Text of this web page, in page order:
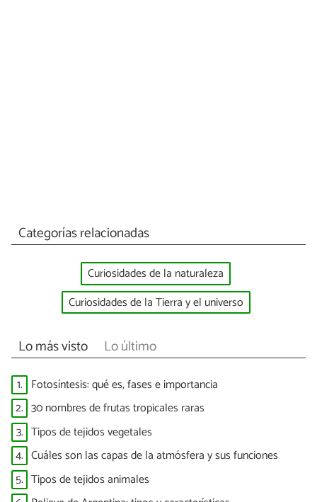
Categorías relacionadas
Curiosidades de la naturaleza
Curiosidades de la Tierra y el universo
Lo más visto Lo último
1. Fotosíntesis: qué es, fases e importancia
2. 30 nombres de frutas tropicales raras
3. Tipos de tejidos vegetales
4. Cuáles son las capas de la atmósfera y sus funciones
5. Tipos de tejidos animales